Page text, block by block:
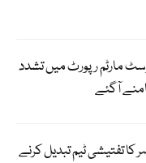
مارٹم رپورٹ میں تشدد
آگئے
تفتیشی ٹیم تبدیل کرنے